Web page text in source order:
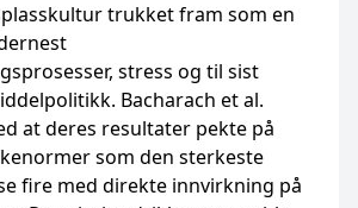
trukket fram som en
stress og til sist
Bacharach et al.
at deres resultater pekte på
som den sterkeste
fire med direkte innvirkning på